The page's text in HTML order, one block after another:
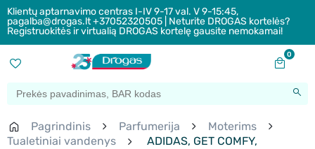
Klientų aptarnavimo centras I-IV 9-17 val. V 9-15:45,
pagalba@drogas.lt +37052320505 | Neturite DROGAS kortelės?
Registruokitės ir virtualią DROGAS kortelę gausite nemokamai!
0
Pagrindinis Parfumerija
Moterims
Tualetiniai vandenys
ADIDAS, GET COMFY,